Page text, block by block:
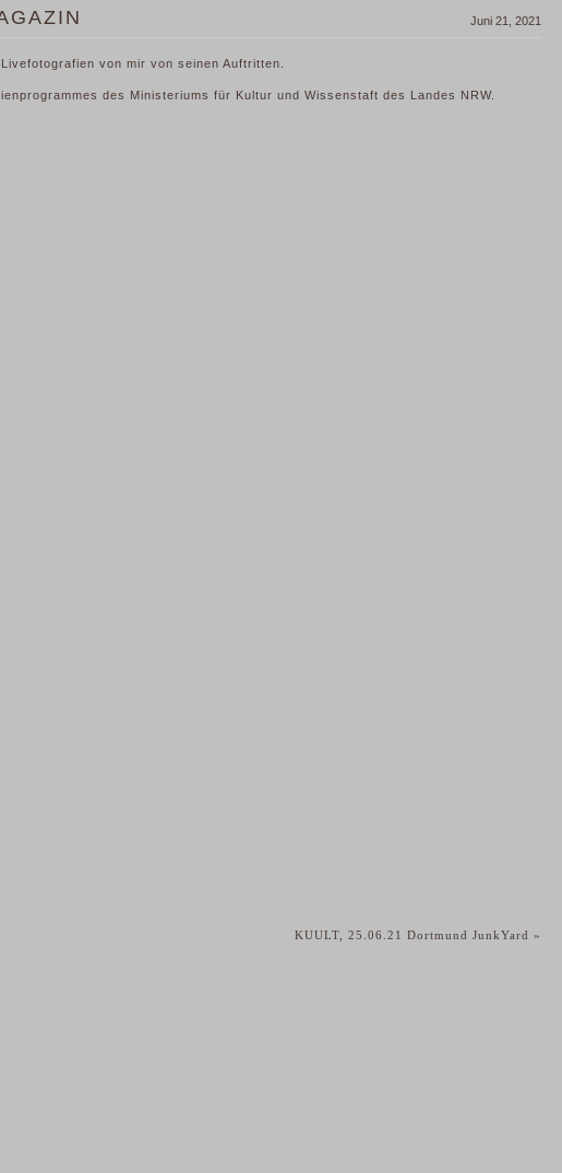
Juni 21, 2021
von mir von seinen Auftritten.
des Ministeriums für Kultur und Wissenstaft des Landes NRW.
KUULT, 25.06.21 Dortmund JunkYard »